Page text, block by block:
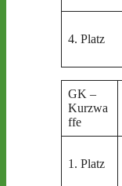
4. Platz
GK –
Kurzwa
ffe
1. Platz